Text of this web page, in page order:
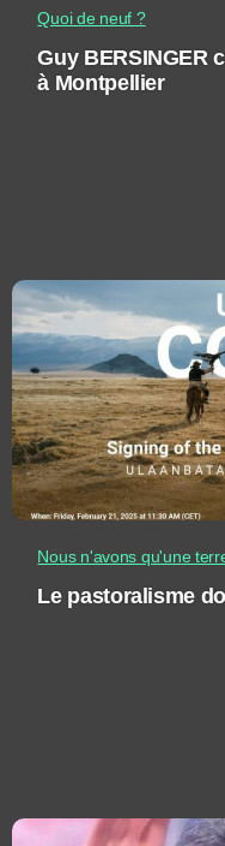
Quoi de neuf ?
Guy BERSINGER
à Montpellier
Nous n'avons qu'une
Le pastoralisme